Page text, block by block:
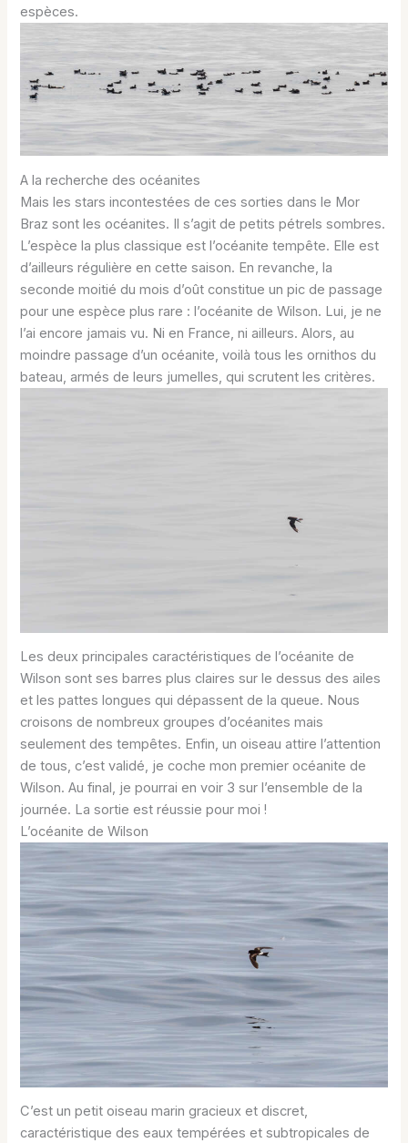
espèces.
A la recherche des océanites
Mais les stars incontestées de ces sorties dans le Mor
Braz sont les océanites. Il s’agit de petits pétrels sombres.
L’espèce la plus classique est l’océanite tempête. Elle est
d’ailleurs régulière en cette saison. En revanche, la
seconde moitié du mois d’oût constitue un pic de passage
pour une espèce plus rare : l’océanite de Wilson. Lui, je ne
l’ai encore jamais vu. Ni en France, ni ailleurs. Alors, au
moindre passage d’un océanite, voilà tous les ornithos du
bateau, armés de leurs jumelles, qui scrutent les critères.
Les deux principales caractéristiques de l’océanite de
Wilson sont ses barres plus claires sur le dessus des ailes
et les pattes longues qui dépassent de la queue. Nous
croisons de nombreux groupes d’océanites mais
seulement des tempêtes. Enfin, un oiseau attire l’attention
de tous, c’est validé, je coche mon premier océanite de
Wilson. Au final, je pourrai en voir 3 sur l’ensemble de la
journée. La sortie est réussie pour moi !
L’océanite de Wilson
C’est un petit oiseau marin gracieux et discret,
caractéristique des eaux tempérées et subtropicales de